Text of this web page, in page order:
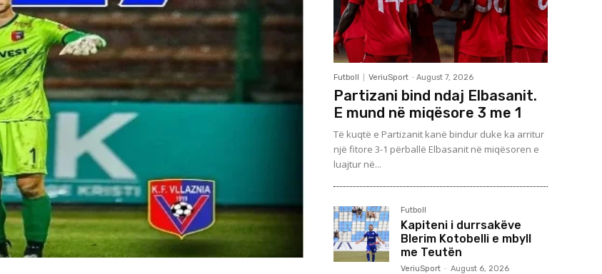
Futboll VeriuSport - August 7, 2026
Partizani bind ndaj Elbasanit.
E mund në miqësore 3 me 1
Të kuqtë e Partizanit kanë bindur duke ka arritur
një fitore 3-1 përballë Elbasanit në miqësoren e
luajtur në...
Futboll
Kapiteni i durrsakëve
Blerim Kotobelli e mbyll
me Teutën
VeriuSport - August 6, 2026